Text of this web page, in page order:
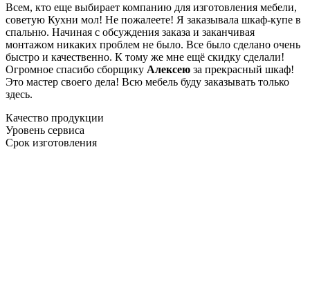
Всем, кто еще выбирает компанию для изготовления мебели,
советую Кухни мол! Не пожалеете! Я заказывала шкаф-купе в
спальню. Начиная с обсуждения заказа и заканчивая
монтажом никаких проблем не было. Все было сделано очень
быстро и качественно. К тому же мне ещё скидку сделали!
Огромное спасибо сборщику Алексею за прекрасный шкаф!
Это мастер своего дела! Всю мебель буду заказывать только
здесь.
Качество продукции
Уровень сервиса
Срок изготовления